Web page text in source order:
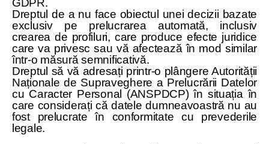
GDPR.
Dreptul de a nu face obiectul unei decizii bazate
exclusiv pe prelucrarea automată, inclusiv
crearea de profiluri, care produce efecte juridice
care va privesc sau vă afectează în mod similar
într-o măsură semnificativă.
Dreptul să vă adresați printr-o plângere Autorității
Naționale de Supraveghere a Prelucrării Datelor
cu Caracter Personal (ANSPDCP) în situația în
care considerați că datele dumneavoastră nu au
fost prelucrate în conformitate cu prevederile
legale.